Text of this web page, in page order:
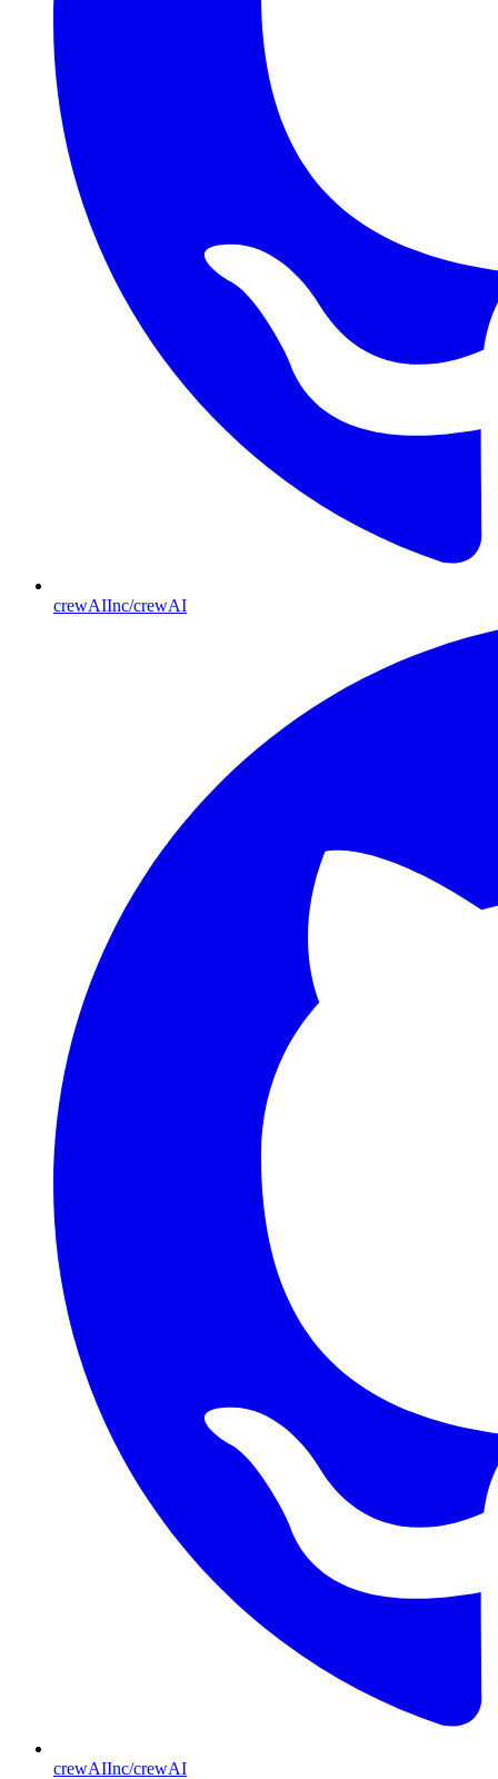
crewAIInc/crewAI
crewAIInc/crewAI